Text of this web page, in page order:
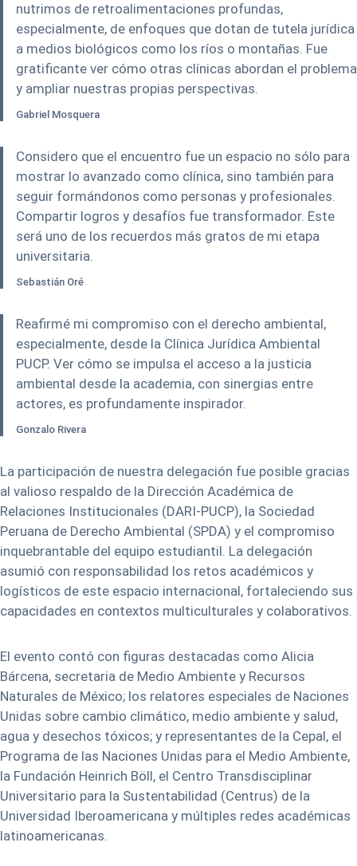
nutrimos de retroalimentaciones profundas,
especialmente, de enfoques que dotan de tutela jurídica
a medios biológicos como los ríos o montañas. Fue
gratificante ver cómo otras clínicas abordan el problema
y ampliar nuestras propias perspectivas.
Gabriel Mosquera
Considero que el encuentro fue un espacio no sólo para
mostrar lo avanzado como clínica, sino también para
seguir formándonos como personas y profesionales.
Compartir logros y desafíos fue transformador. Este
será uno de los recuerdos más gratos de mi etapa
universitaria.
Sebastián Oré
Reafirmé mi compromiso con el derecho ambiental,
especialmente, desde la Clínica Jurídica Ambiental
PUCP. Ver cómo se impulsa el acceso a la justicia
ambiental desde la academia, con sinergias entre
actores, es profundamente inspirador.
Gonzalo Rivera
La participación de nuestra delegación fue posible gracias
al valioso respaldo de la Dirección Académica de
Relaciones Institucionales (DARI-PUCP), la Sociedad
Peruana de Derecho Ambiental (SPDA) y el compromiso
inquebrantable del equipo estudiantil. La delegación
asumió con responsabilidad los retos académicos y
logísticos de este espacio internacional, fortaleciendo sus
capacidades en contextos multiculturales y colaborativos.
El evento contó con figuras destacadas como Alicia
Bárcena, secretaria de Medio Ambiente y Recursos
Naturales de México; los relatores especiales de Naciones
Unidas sobre cambio climático, medio ambiente y salud,
agua y desechos tóxicos; y representantes de la Cepal, el
Programa de las Naciones Unidas para el Medio Ambiente,
la Fundación Heinrich Böll, el Centro Transdisciplinar
Universitario para la Sustentabilidad (Centrus) de la
Universidad Iberoamericana y múltiples redes académicas
latinoamericanas.